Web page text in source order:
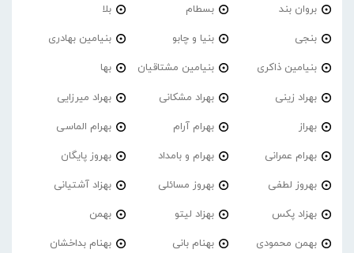
بروان بند بسطام بلا
بنجی بنیا و چابو بنیامین بهادری
بنیامین ذاکری بنیامین مشتاقیان بها
بهراد زینی بهراد مشکانی بهراد میرزایی
بهراز بهرام آرام بهرام الماسی
بهرام عمرانی بهرام و بامداد بهروز پایگان
بهروز لطفی بهروز مسائلی بهزاد آشتیانی
بهزاد پکس بهزاد لیتو بهمن
بهمن محمودی بهنام بانی بهنام بداخشان